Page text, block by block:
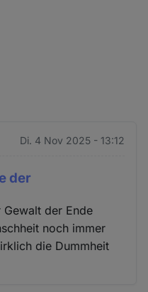
Di. 4 Nov 2025 - 13:12
der
Gewalt der Ende
noch immer
die Dummheit